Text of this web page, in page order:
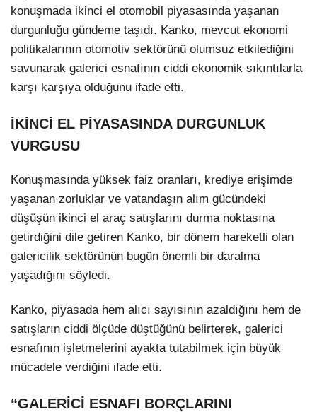
konuşmada ikinci el otomobil piyasasında yaşanan
durgunluğu gündeme taşıdı. Kanko, mevcut ekonomi
politikalarının otomotiv sektörünü olumsuz etkilediğini
savunarak galerici esnafının ciddi ekonomik sıkıntılarla
karşı karşıya olduğunu ifade etti.
İKİNCİ EL PİYASASINDA DURGUNLUK
VURGUSU
Konuşmasında yüksek faiz oranları, krediye erişimde
yaşanan zorluklar ve vatandaşın alım gücündeki
düşüşün ikinci el araç satışlarını durma noktasına
getirdiğini dile getiren Kanko, bir dönem hareketli olan
galericilik sektörünün bugün önemli bir daralma
yaşadığını söyledi.
Kanko, piyasada hem alıcı sayısının azaldığını hem de
satışların ciddi ölçüde düştüğünü belirterek, galerici
esnafının işletmelerini ayakta tutabilmek için büyük
mücadele verdiğini ifade etti.
“GALERİCİ ESNAFI BORÇLARINI